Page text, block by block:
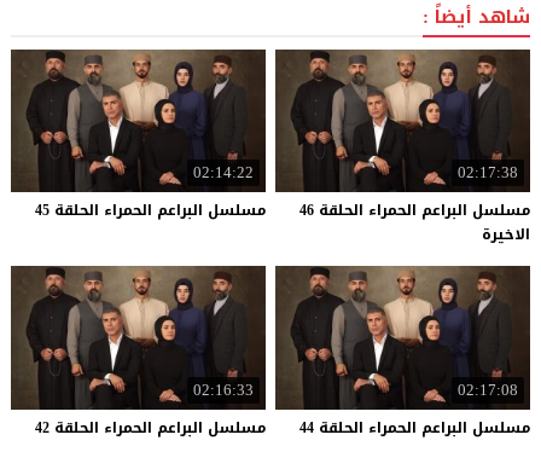
شاهد أيضاً :
02:17:38
مسلسل البراعم الحمراء الحلقة 46
الاخيرة
02:14:22
مسلسل البراعم الحمراء الحلقة 45
02:17:08
مسلسل البراعم الحمراء الحلقة 44
02:16:33
مسلسل البراعم الحمراء الحلقة 42